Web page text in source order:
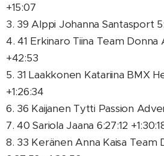
+15:07
3. 39 Alppi Johanna Santasport
4. 41 Erkinaro Tiina Team Donna
+42:53
5. 31 Laakkonen Katariina BMX
+1:26:34
6. 36 Kaijanen Tytti Passion
7. 40 Sariola Jaana 6:27:12
8. 33 Keränen Anna Kaisa Team